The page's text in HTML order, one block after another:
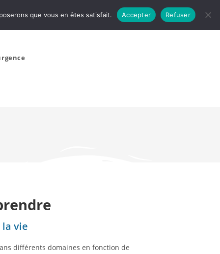
vie
différents domaines en fonction de
que vous en êtes satisfait. Accepter Refuser